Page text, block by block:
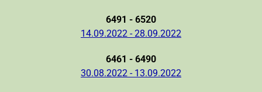
6491 - 6520
14.09.2022 - 28.09.2022
6461 - 6490
30.08.2022 - 13.09.2022